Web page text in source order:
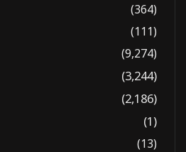
(364)
(111)
(9,274)
(3,244)
(2,186)
(1)
(13)